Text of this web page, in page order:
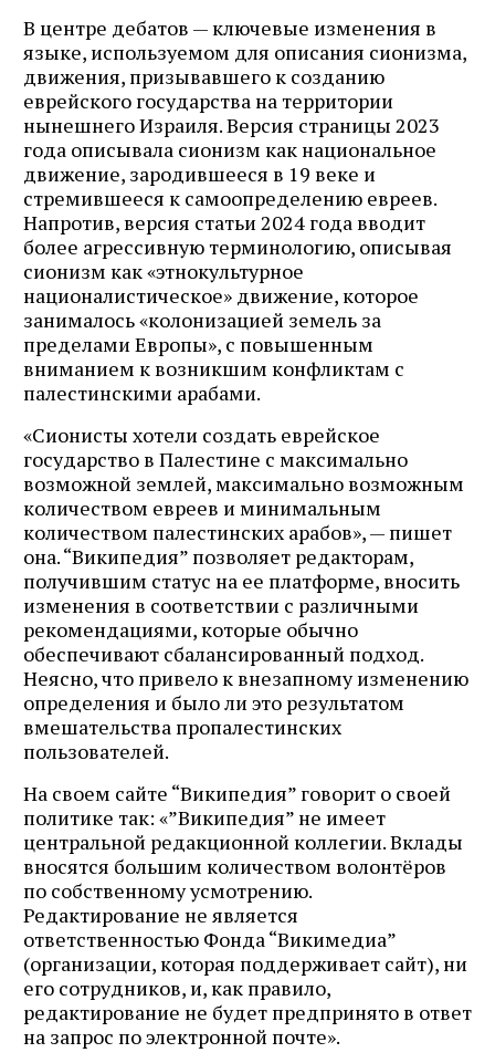
В центре дебатов — ключевые изменения в
языке, используемом для описания сионизма,
движения, призывавшего к созданию
еврейского государства на территории
нынешнего Израиля. Версия страницы 2023
года описывала сионизм как национальное
движение, зародившееся в 19 веке и
стремившееся к самоопределению евреев.
Напротив, версия статьи 2024 года вводит
более агрессивную терминологию, описывая
сионизм как «этнокультурное
националистическое» движение, которое
занималось «колонизацией земель за
пределами Европы», с повышенным
вниманием к возникшим конфликтам с
палестинскими арабами.
«Сионисты хотели создать еврейское
государство в Палестине с максимально
возможной землей, максимально возможным
количеством евреев и минимальным
количеством палестинских арабов», — пишет
она. “Википедия” позволяет редакторам,
получившим статус на ее платформе, вносить
изменения в соответствии с различными
рекомендациями, которые обычно
обеспечивают сбалансированный подход.
Неясно, что привело к внезапному изменению
определения и было ли это результатом
вмешательства пропалестинских
пользователей.
На своем сайте “Википедия” говорит о своей
политике так: «”Википедия” не имеет
центральной редакционной коллегии. Вклады
вносятся большим количеством волонтёров
по собственному усмотрению.
Редактирование не является
ответственностью Фонда “Викимедиа”
(организации, которая поддерживает сайт), ни
его сотрудников, и, как правило,
редактирование не будет предпринято в ответ
на запрос по электронной почте».